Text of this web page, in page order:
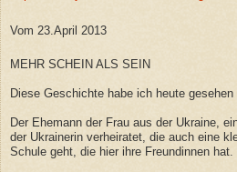
Vom 23.April 2013
MEHR SCHEIN ALS SEIN
Diese Geschichte habe ich heute gesehen
Der Ehemann der Frau aus der Ukraine,
der Ukrainerin verheiratet, die auch eine
Schule geht, die hier ihre Freundinnen hat.